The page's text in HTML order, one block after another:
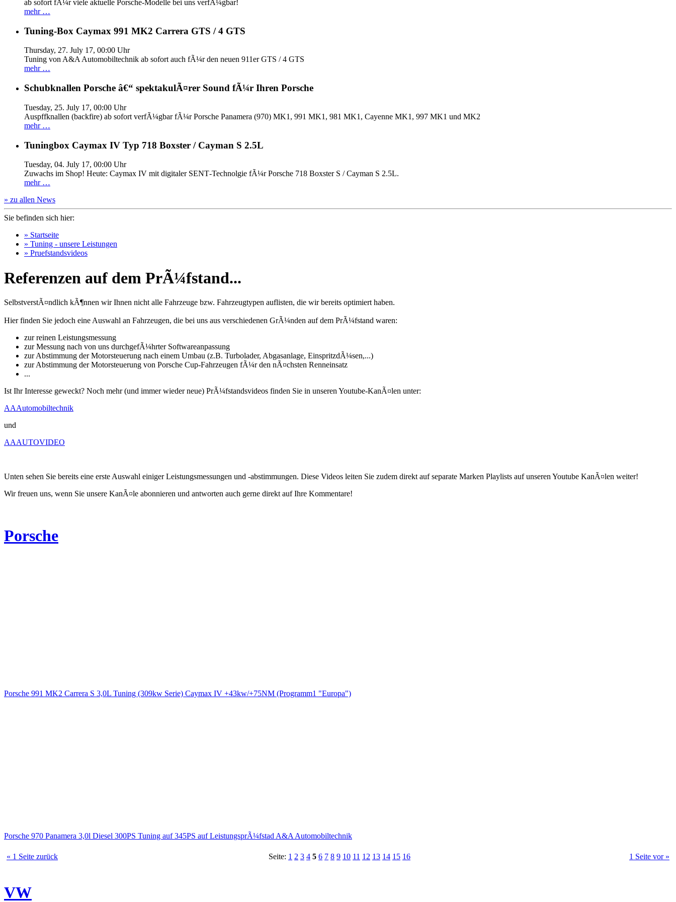
ab sofort fÃ¼r viele aktuelle Porsche-Modelle bei uns verfÃ¼gbar!
mehr …
Tuning-Box Caymax 991 MK2 Carrera GTS / 4 GTS
Thursday, 27. July 17, 00:00 Uhr
Tuning von A&A Automobiltechnik ab sofort auch fÃ¼r den neuen 911er GTS / 4 GTS
mehr …
Schubknallen Porsche â€“ spektakulÃ¤rer Sound fÃ¼r Ihren Porsche
Tuesday, 25. July 17, 00:00 Uhr
Auspffknallen (backfire) ab sofort verfÃ¼gbar fÃ¼r Porsche Panamera (970) MK1, 991 MK1, 981 MK1, Cayenne MK1, 997 MK1 und MK2
mehr …
Tuningbox Caymax IV Typ 718 Boxster / Cayman S 2.5L
Tuesday, 04. July 17, 00:00 Uhr
Zuwachs im Shop! Heute: Caymax IV mit digitaler SENT‐Technolgie fÃ¼r Porsche 718 Boxster S / Cayman S 2.5L.
mehr …
» zu allen News
Sie befinden sich hier:
» Startseite
» Tuning - unsere Leistungen
» Pruefstandsvideos
Referenzen auf dem PrÃ¼fstand...
SelbstverstÃ¤ndlich kÃ¶nnen wir Ihnen nicht alle Fahrzeuge bzw. Fahrzeugtypen auflisten, die wir bereits optimiert haben.
Hier finden Sie jedoch eine Auswahl an Fahrzeugen, die bei uns aus verschiedenen GrÃ¼nden auf dem PrÃ¼fstand waren:
zur reinen Leistungsmessung
zur Messung nach von uns durchgefÃ¼hrter Softwareanpassung
zur Abstimmung der Motorsteuerung nach einem Umbau (z.B. Turbolader, Abgasanlage, EinspritzdÃ¼sen,...)
zur Abstimmung der Motorsteuerung von Porsche Cup-Fahrzeugen fÃ¼r den nÃ¤chsten Renneinsatz
...
Ist Ihr Interesse geweckt? Noch mehr (und immer wieder neue) PrÃ¼fstandsvideos finden Sie in unseren Youtube-KanÃ¤len unter:
AAAutomobiltechnik
und
AAAUTOVIDEO
Unten sehen Sie bereits eine erste Auswahl einiger Leistungsmessungen und -abstimmungen. Diese Videos leiten Sie zudem direkt auf separate Marken Playlists auf unseren Youtube KanÃ¤len weiter!
Wir freuen uns, wenn Sie unsere KanÃ¤le abonnieren und antworten auch gerne direkt auf Ihre Kommentare!
Porsche
Porsche 991 MK2 Carrera S 3,0L Tuning (309kw Serie) Caymax IV +43kw/+75NM (Programm1 "Europa")
Porsche 970 Panamera 3,0l Diesel 300PS Tuning auf 345PS auf LeistungsprÃ¼fstad A&A Automobiltechnik
« 1 Seite zurück Seite: 1 2 3 4 5 6 7 8 9 10 11 12 13 14 15 16 1 Seite vor »
VW